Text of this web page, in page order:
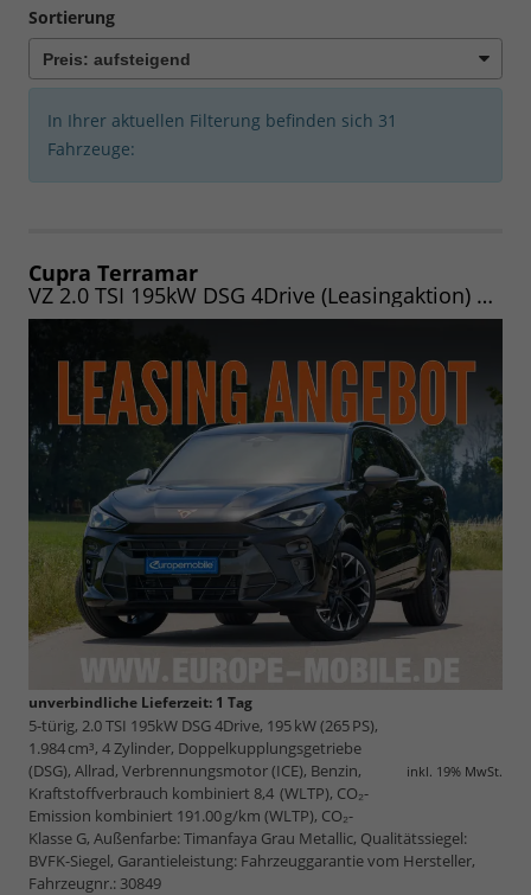
Sortierung
In Ihrer aktuellen Filterung befinden sich 31
Fahrzeuge:
Cupra Terramar
VZ 2.0 TSI 195kW DSG 4Drive (Leasingaktion) NAV/INTELLI/20"/AHK/MATRIX/SENNH./5J.GARA./UVM.
inkl. 19% MwSt.
unverbindliche Lieferzeit: 1 Tag
5-türig, 2.0 TSI 195kW DSG 4Drive, 195 kW (265 PS),
1.984 cm³, 4 Zylinder, Doppelkupplungsgetriebe
(DSG), Allrad, Verbrennungsmotor (ICE), Benzin,
Kraftstoffverbrauch kombiniert 8,4 (WLTP), CO₂-
Emission kombiniert 191.00 g/km (WLTP), CO₂-
Klasse G, Außenfarbe: Timanfaya Grau Metallic, Qualitätssiegel:
BVFK-Siegel, Garantieleistung: Fahrzeuggarantie vom Hersteller,
Fahrzeugnr.: 30849